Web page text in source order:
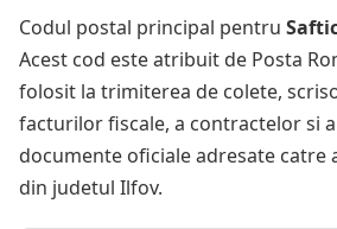
Codul postal principal pentru
Acest cod este atribuit de Posta
folosit la trimiterea de colete,
facturilor fiscale, a contractelor si
documente oficiale adresate catre
din judetul Ilfov.